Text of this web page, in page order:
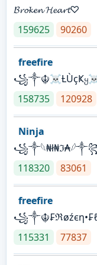
𝓑𝓻𝓸𝓴𝓮𝓷 𝓗𝓮𝓪𝓻𝓽♡
159625
90260
freefire
158735
120928
Ninja
118320
83061
freefire
115331
77837